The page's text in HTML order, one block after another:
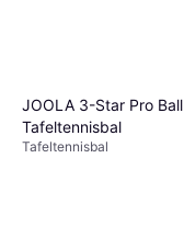
JOOLA 3-Star Pro Ball
Tafeltennisbal
Tafeltennisbal